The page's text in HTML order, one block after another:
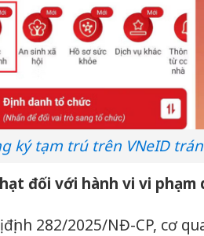
ký tạm trú trên VNeID
đối với hành vi vi phạm
định 282/2025/NĐ-CP, cơ